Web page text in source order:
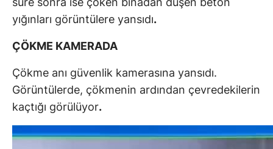
yığınları görüntülere yansıdı.
ÇÖKME KAMERADA
Çökme anı güvenlik kamerasına yansıdı.
Görüntülerde, çökmenin ardından çevredekilerin
kaçtığı görülüyor.